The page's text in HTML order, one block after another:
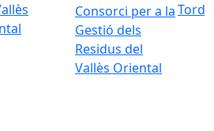
Consorci per a la
Gestió dels
Residus del
Vallès Oriental